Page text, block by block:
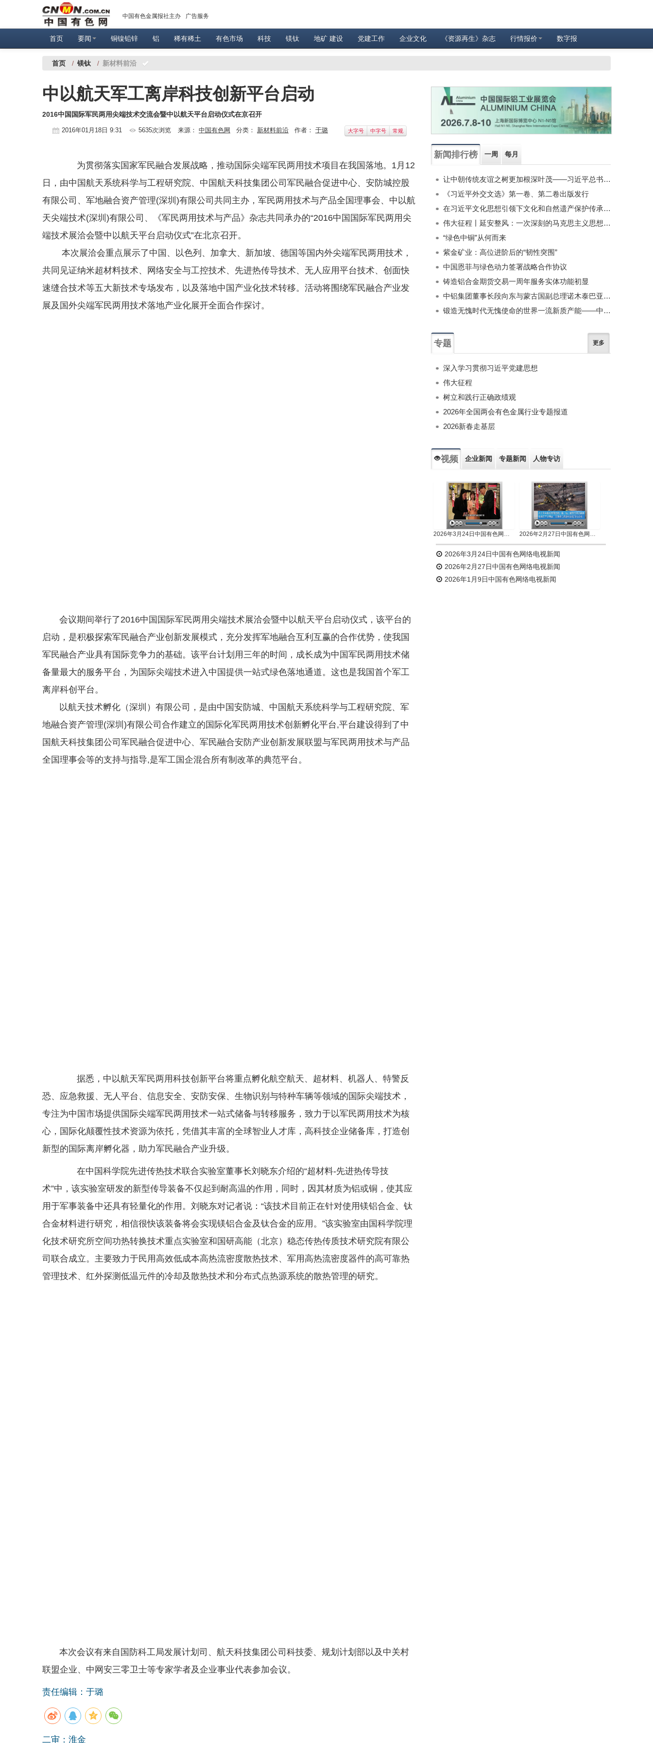
中国有色金属报社主办 广告服务
首页 要闻 铜镍铅锌 铝 稀有稀土 有色市场 科技 镁钛 地矿 建设 党建工作 企业文化 《资源再生》杂志 行情报价 数字报
首页 / 镁钛 / 新材料前沿
中以航天军工离岸科技创新平台启动
2016中国国际军民两用尖端技术交流会暨中以航天平台启动仪式在京召开
2016年01月18日 9:31 5635次浏览 来源： 中国有色网 分类： 新材料前沿 作者： 于璐 大字号 中字号 常规
为贯彻落实国家军民融合发展战略，推动国际尖端军民两用技术项目在我国落地。1月12
日，由中国航天系统科学与工程研究院、中国航天科技集团公司军民融合促进中心、安防城控股
有限公司、军地融合资产管理(深圳)有限公司共同主办，军民两用技术与产品全国理事会、中以航
天尖端技术(深圳)有限公司、《军民两用技术与产品》杂志共同承办的“2016中国国际军民两用尖
端技术展洽会暨中以航天平台启动仪式”在北京召开。
本次展洽会重点展示了中国、以色列、加拿大、新加坡、德国等国内外尖端军民两用技术，
共同见证纳米超材料技术、网络安全与工控技术、先进热传导技术、无人应用平台技术、创面快
速缝合技术等五大新技术专场发布，以及落地中国产业化技术转移。活动将围绕军民融合产业发
展及国外尖端军民两用技术落地产业化展开全面合作探讨。
会议期间举行了2016中国国际军民两用尖端技术展洽会暨中以航天平台启动仪式，该平台的
启动，是积极探索军民融合产业创新发展模式，充分发挥军地融合互利互赢的合作优势，使我国
军民融合产业具有国际竞争力的基础。该平台计划用三年的时间，成长成为中国军民两用技术储
备量最大的服务平台，为国际尖端技术进入中国提供一站式绿色落地通道。这也是我国首个军工
离岸科创平台。
以航天技术孵化（深圳）有限公司，是由中国安防城、中国航天系统科学与工程研究院、军
地融合资产管理(深圳)有限公司合作建立的国际化军民两用技术创新孵化平台,平台建设得到了中
国航天科技集团公司军民融合促进中心、军民融合安防产业创新发展联盟与军民两用技术与产品
全国理事会等的支持与指导,是军工国企混合所有制改革的典范平台。
据悉，中以航天军民两用科技创新平台将重点孵化航空航天、超材料、机器人、特警反
恐、应急救援、无人平台、信息安全、安防安保、生物识别与特种车辆等领域的国际尖端技术，
专注为中国市场提供国际尖端军民两用技术一站式储备与转移服务，致力于以军民两用技术为核
心，国际化颠覆性技术资源为依托，凭借其丰富的全球智业人才库，高科技企业储备库，打造创
新型的国际离岸孵化器，助力军民融合产业升级。
在中国科学院先进传热技术联合实验室董事长刘晓东介绍的“超材料-先进热传导技
术”中，该实验室研发的新型传导装备不仅起到耐高温的作用，同时，因其材质为铝或铜，使其应
用于军事装备中还具有轻量化的作用。刘晓东对记者说：“该技术目前正在针对使用镁铝合金、钛
合金材料进行研究，相信很快该装备将会实现镁铝合金及钛合金的应用。”该实验室由国科学院理
化技术研究所空间功热转换技术重点实验室和国研高能（北京）稳态传热传质技术研究院有限公
司联合成立。主要致力于民用高效低成本高热流密度散热技术、军用高热流密度器件的高可靠热
管理技术、红外探测低温元件的冷却及散热技术和分布式点热源系统的散热管理的研究。
本次会议有来自国防科工局发展计划司、航天科技集团公司科技委、规划计划部以及中关村
联盟企业、中网安三零卫士等专家学者及企业事业代表参加会议。
责任编辑：于璐
二审：淮金
新闻排行榜 一周 每月
让中朝传统友谊之树更加根深叶茂——习近平总书记对朝鲜进行国事访问纪实
《习近平外交文选》第一卷、第二卷出版发行
在习近平文化思想引领下文化和自然遗产保护传承利用工作开创新局面
伟大征程丨延安整风：一次深刻的马克思主义思想教育运动
“绿色中铜”从何而来
紫金矿业：高位进阶后的“韧性突围”
中国恩菲与绿色动力签署战略合作协议
铸造铝合金期货交易一周年服务实体功能初显
中铝集团董事长段向东与蒙古国副总理诺木泰巴亚尔举行会谈
锻造无愧时代无愧使命的世界一流新质产能——中国有色金属工业的战略应对与破局之道（二）
专题 更多
深入学习贯彻习近平党建思想
伟大征程
树立和践行正确政绩观
2026年全国两会有色金属行业专题报道
2026新春走基层
视频 企业新闻 专题新闻 人物专访
2026年3月24日中国有色网络电视新闻 2026年2月27日中国有色网络电视新闻
2026年3月24日中国有色网络电视新闻
2026年2月27日中国有色网络电视新闻
2026年1月9日中国有色网络电视新闻